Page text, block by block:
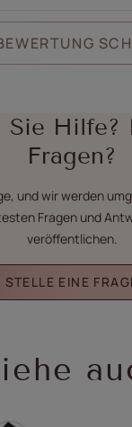
Sie Hilfe?
Fragen?
und wir werden
Fragen und
veröffentlichen.
STELLE EINE